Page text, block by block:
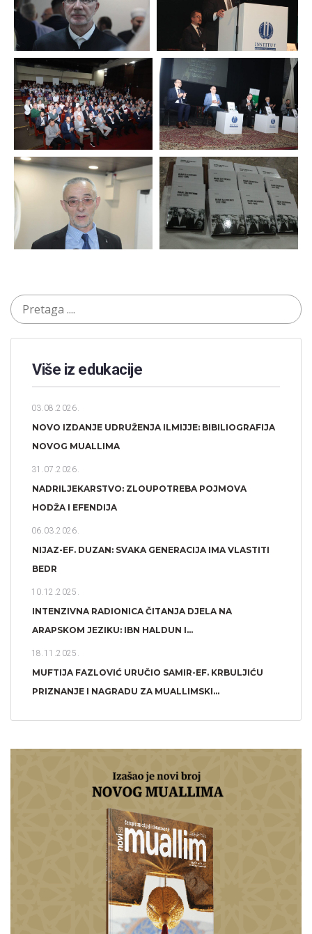
Više iz edukacije
03.08.2026.
NOVO IZDANJE UDRUŽENJA ILMIJJE: BIBILIOGRAFIJA
NOVOG MUALLIMA
31.07.2026.
NADRILJEKARSTVO: ZLOUPOTREBA POJMOVA
HODŽA I EFENDIJA
06.03.2026.
NIJAZ-EF. DUZAN: SVAKA GENERACIJA IMA VLASTITI
BEDR
10.12.2025.
INTENZIVNA RADIONICA ČITANJA DJELA NA
ARAPSKOM JEZIKU: IBN HALDUN I...
18.11.2025.
MUFTIJA FAZLOVIĆ URUČIO SAMIR-EF. KRBULJIĆU
PRIZNANJE I NAGRADU ZA MUALLIMSKI...